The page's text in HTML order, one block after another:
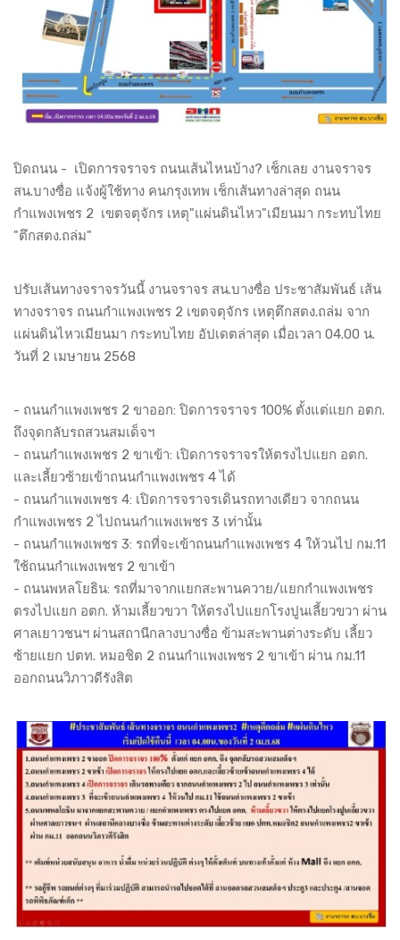
ปิดถนน - เปิดการจราจร ถนนเส้นไหนบ้าง? เช็กเลย งานจราจร
สน.บางซื่อ แจ้งผู้ใช้ทาง คนกรุงเทพ เช็กเส้นทางล่าสุด ถนน
กำแพงเพชร 2 เขตจตุจักร เหตุ"แผ่นดินไหว"เมียนมา กระทบไทย
"ตึกสตง.ถล่ม"
ปรับเส้นทางจราจรวันนี้ งานจราจร สน.บางซื่อ ประชาสัมพันธ์ เส้น
ทางจราจร ถนนกำแพงเพชร 2 เขตจตุจักร เหตุตึกสตง.ถล่ม จาก
แผ่นดินไหวเมียนมา กระทบไทย อัปเดตล่าสุด เมื่อเวลา 04.00 น.
วันที่ 2 เมษายน 2568
- ถนนกำแพงเพชร 2 ขาออก: ปิดการจราจร 100% ตั้งแต่แยก อตก.
ถึงจุดกลับรถสวนสมเด็จฯ
- ถนนกำแพงเพชร 2 ขาเข้า: เปิดการจราจรให้ตรงไปแยก อตก.
และเลี้ยวซ้ายเข้าถนนกำแพงเพชร 4 ได้
- ถนนกำแพงเพชร 4: เปิดการจราจรเดินรถทางเดียว จากถนน
กำแพงเพชร 2 ไปถนนกำแพงเพชร 3 เท่านั้น
- ถนนกำแพงเพชร 3: รถที่จะเข้าถนนกำแพงเพชร 4 ให้วนไป กม.11
ใช้ถนนกำแพงเพชร 2 ขาเข้า
- ถนนพหลโยธิน: รถที่มาจากแยกสะพานควาย/แยกกำแพงเพชร
ตรงไปแยก อตก. ห้ามเลี้ยวขวา ให้ตรงไปแยกโรงปูนเลี้ยวขวา ผ่าน
ศาลเยาวชนฯ ผ่านสถานีกลางบางซื่อ ข้ามสะพานต่างระดับ เลี้ยว
ซ้ายแยก ปตท. หมอชิต 2 ถนนกำแพงเพชร 2 ขาเข้า ผ่าน กม.11
ออกถนนวิภาวดีรังสิต